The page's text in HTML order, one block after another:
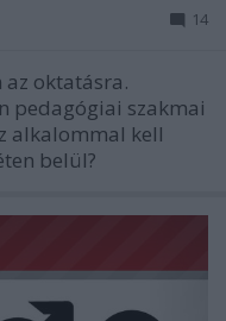
14
az oktatásra.
pedagógiai szakmai
alkalommal kell
belül?